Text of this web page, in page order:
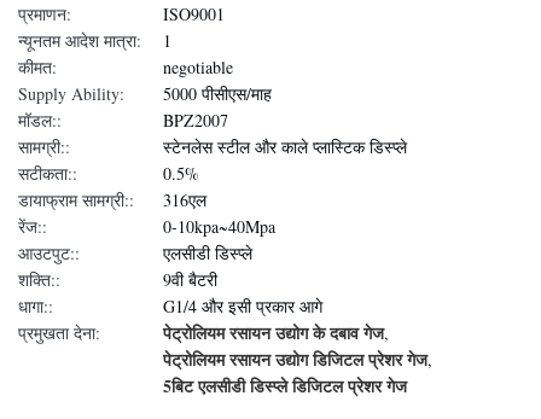
प्रमाणन:
ISO9001
न्यूनतम आदेश मात्रा:
1
कीमत:
negotiable
Supply Ability:
5000 पीसीएस/माह
मॉडल::
BPZ2007
सामग्री::
स्टेनलेस स्टील और काले प्लास्टिक डिस्प्ले
सटीकता::
0.5%
डायाफ्राम सामग्री::
316एल
रेंज::
0-10kpa~40Mpa
आउटपुट::
एलसीडी डिस्प्ले
शक्ति::
9वी बैटरी
धागा::
G1/4 और इसी प्रकार आगे
प्रमुखता देना:
पेट्रोलियम रसायन उद्योग के दबाव गेज,
पेट्रोलियम रसायन उद्योग डिजिटल प्रेशर गेज,
5बिट एलसीडी डिस्प्ले डिजिटल प्रेशर गेज